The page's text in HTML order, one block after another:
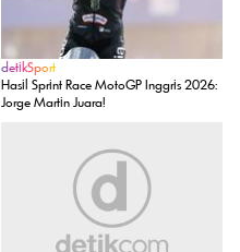
detikSport
Hasil Sprint Race MotoGP Inggris 2026:
Jorge Martin Juara!